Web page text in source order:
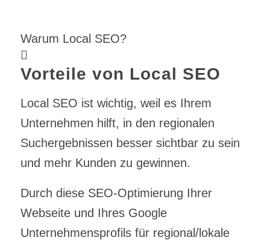
Warum Local SEO?
Vorteile von Local SEO
Local SEO ist wichtig, weil es Ihrem
Unternehmen hilft, in den regionalen
Suchergebnissen besser sichtbar zu sein
und mehr Kunden zu gewinnen.
Durch diese SEO-Optimierung Ihrer
Webseite und Ihres Google
Unternehmensprofils für regional/lokale